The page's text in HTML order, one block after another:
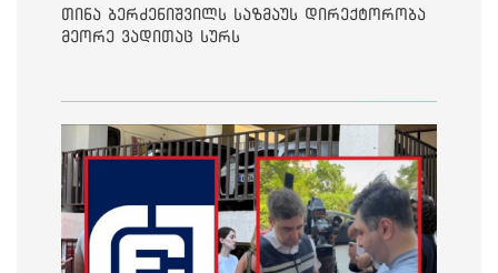
თინა ბერძენიშვილს საზმაუს დირექტორობა
მეორე ვადითაც სურს